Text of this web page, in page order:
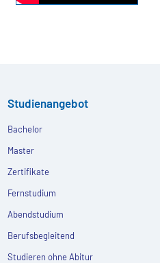
Studienangebot
Bachelor
Master
Zertifikate
Fernstudium
Abendstudium
Berufsbegleitend
Studieren ohne Abitur